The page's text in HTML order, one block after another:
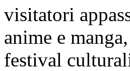
visitatori
anime e
festival